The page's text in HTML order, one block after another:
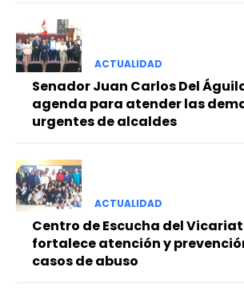
ACTUALIDAD
Senador Juan Carlos Del
agenda para atender las
urgentes de alcaldes
ACTUALIDAD
Centro de Escucha del
fortalece atención y
casos de abuso